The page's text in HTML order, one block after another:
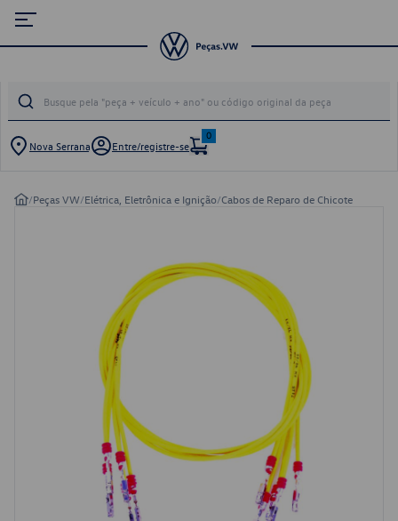
Nova Serrana Entre/registre-se
0
/Peças VW/Elétrica, Eletrônica e Ignição/Cabos de Reparo de Chicote